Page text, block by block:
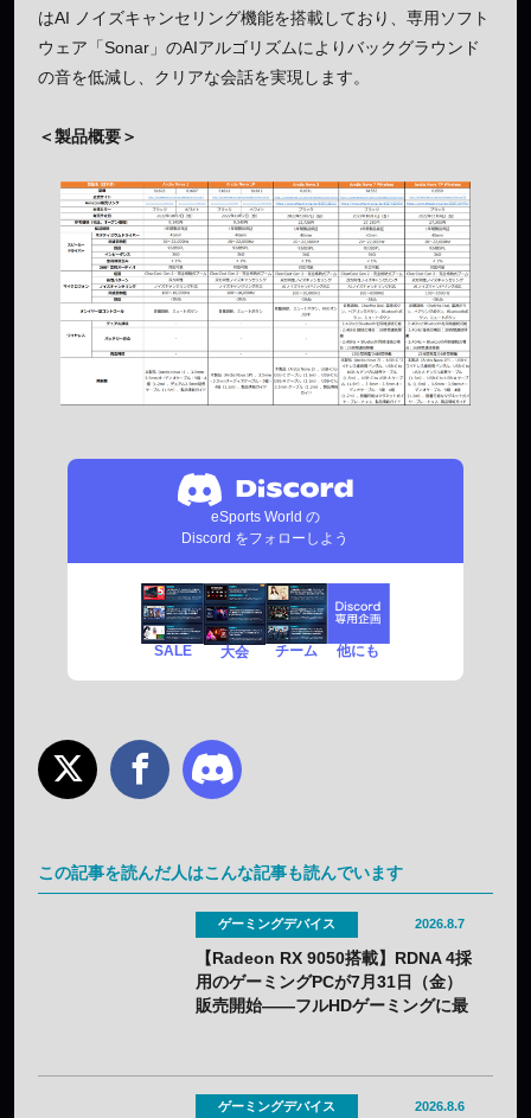
はAI ノイズキャンセリング機能を搭載しており、専用ソフト
ウェア「Sonar」のAIアルゴリズムによりバックグラウンド
の音を低減し、クリアな会話を実現します。
＜製品概要＞
eSports World の
Discord をフォローしよう
SALE 大会 チーム 他にも
この記事を読んだ人はこんな記事も読んでいます
ゲーミングデバイス 2026.8.7
【Radeon RX 9050搭載】RDNA 4採
用のゲーミングPCが7月31日（金）
販売開始——フルHDゲーミングに最
ゲーミングデバイス 2026.8.6